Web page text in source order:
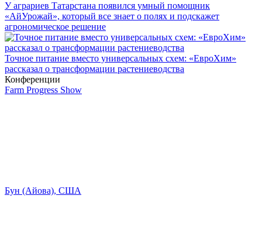
У аграриев Татарстана появился умный помощник
«АйУрожай», который все знает о полях и подскажет
агрономическое решение
Точное питание вместо универсальных схем: «ЕвроХим»
рассказал о трансформации растениеводства
Конференции
Farm Progress Show
Бун (Айова), США